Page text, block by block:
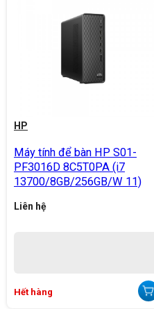
HP
Máy tính để bàn HP S01-
PF3016D 8C5T0PA (i7
13700/8GB/256GB/W 11)
Liên hệ
Hết hàng